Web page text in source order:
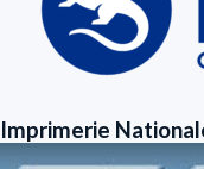
Imprimerie